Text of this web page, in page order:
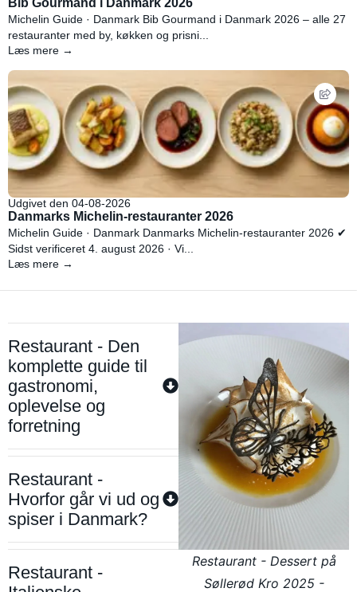
Michelin Guide · Danmark Bib Gourmand i Danmark 2026 – alle 27
restauranter med by, køkken og prisni...
Læs mere →
Udgivet den 04-08-2026
Danmarks Michelin-restauranter 2026
Michelin Guide · Danmark Danmarks Michelin-restauranter 2026 ✔
Sidst verificeret 4. august 2026 · Vi...
Læs mere →
Restaurant - Den
komplette guide til
gastronomi,
oplevelse og
forretning
Restaurant -
Hvorfor går vi ud og
spiser i Danmark?
Restaurant -
Restaurant - Dessert på
Søllerød Kro 2025 -